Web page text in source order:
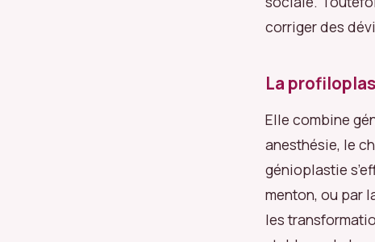
corriger des
La
Elle combine
anesthésie, le
génioplastie
menton, ou par
les